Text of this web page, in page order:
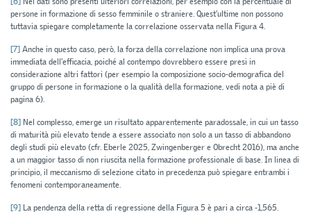
persone in formazione di sesso femminile o straniere. Quest’ultime non possono
tuttavia spiegare completamente la correlazione osservata nella Figura 4.
[7]Anche in questo caso, però, la forza della correlazione non implica una prova
immediata dell’efficacia, poiché al contempo dovrebbero essere presi in
considerazione altri fattori (per esempio la composizione socio-demografica del
gruppo di persone in formazione o la qualità della formazione, vedi nota a piè di
pagina 6).
[8] Nel complesso, emerge un risultato apparentemente paradossale, in cui un tasso
di maturità più elevato tende a essere associato non solo a un tasso di abbandono
degli studi più elevato (cfr. Eberle 2025, Zwingenberger e Obrecht 2016), ma anche
a un maggior tasso di non riuscita nella formazione professionale di base. In linea di
principio, il meccanismo di selezione citato in precedenza può spiegare entrambi i
fenomeni contemporaneamente.
[9] La pendenza della retta di regressione della Figura 5 è pari a circa -1,565.